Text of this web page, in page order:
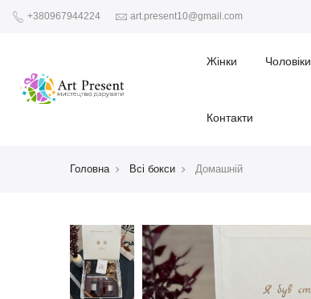
+380967944224 art.present10@gmail.com
Жінки Чоловіки
Контакти
Головна Всі бокси Домашній